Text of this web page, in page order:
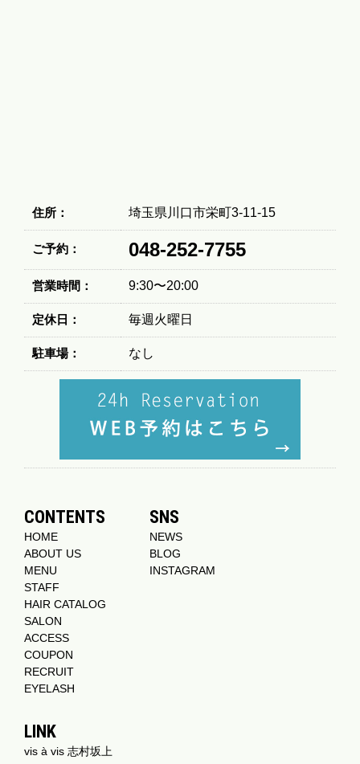
住所： 埼玉県川口市栄町3-11-15
ご予約： 048-252-7755
営業時間： 9:30〜20:00
定休日： 毎週火曜日
駐車場： なし
CONTENTS
HOME
ABOUT US
MENU
STAFF
HAIR CATALOG
SALON
ACCESS
COUPON
RECRUIT
EYELASH
SNS
NEWS
BLOG
INSTAGRAM
LINK
vis à vis 志村坂上